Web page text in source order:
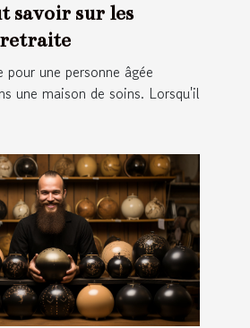
savoir sur les
retraite
une personne âgée
une maison de soins. Lorsqu'il